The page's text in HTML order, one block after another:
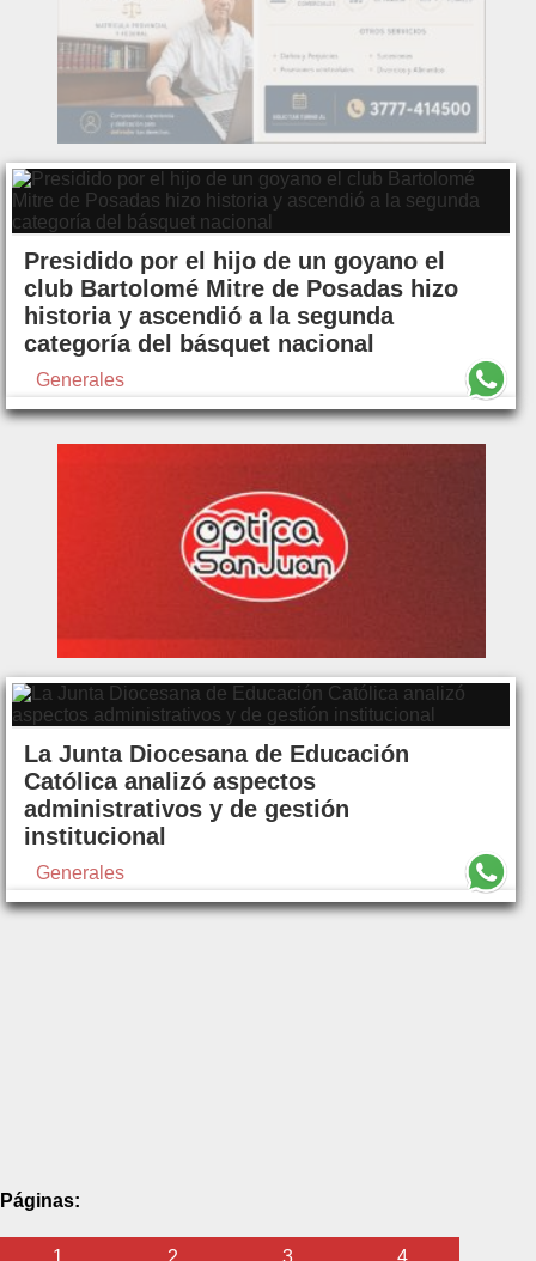
Presidido por el hijo de un goyano el
club Bartolomé Mitre de Posadas hizo
historia y ascendió a la segunda
categoría del básquet nacional
Generales
La Junta Diocesana de Educación
Católica analizó aspectos
administrativos y de gestión
institucional
Generales
Páginas:
1 2 3 4